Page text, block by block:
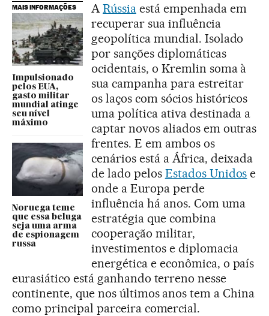
MAIS INFORMAÇÕES
Impulsionado
pelos EUA,
gasto militar
mundial atinge
seu nível
máximo
Noruega teme
que essa beluga
seja uma arma
de espionagem
russa
A Rússiaestá empenhada em
recuperar sua influência
geopolítica mundial. Isolado
por sanções diplomáticas
ocidentais, o Kremlin soma à
sua campanha para estreitar
os laços com sócios históricos
uma política ativa destinada a
captar novos aliados em outras
frentes. E em ambos os
cenários está a África, deixada
de lado pelos Estados Unidos e
onde a Europa perde
influência há anos. Com uma
estratégia que combina
cooperação militar,
investimentos e diplomacia
energética e econômica, o país
eurasiático está ganhando terreno nesse
continente, que nos últimos anos tem a China
como principal parceira comercial.